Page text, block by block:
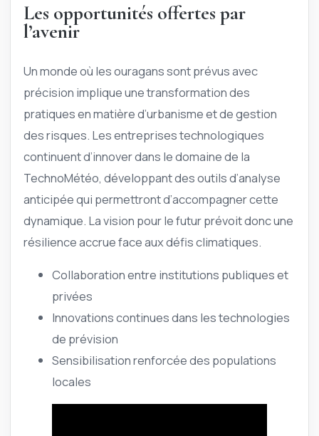
Les opportunités offertes par
l’avenir
Un monde où les ouragans sont prévus avec
précision implique une transformation des
pratiques en matière d’urbanisme et de gestion
des risques. Les entreprises technologiques
continuent d’innover dans le domaine de la
TechnoMétéo, développant des outils d’analyse
anticipée qui permettront d’accompagner cette
dynamique. La vision pour le futur prévoit donc une
résilience accrue face aux défis climatiques.
Collaboration entre institutions publiques et
privées
Innovations continues dans les technologies
de prévision
Sensibilisation renforcée des populations
locales